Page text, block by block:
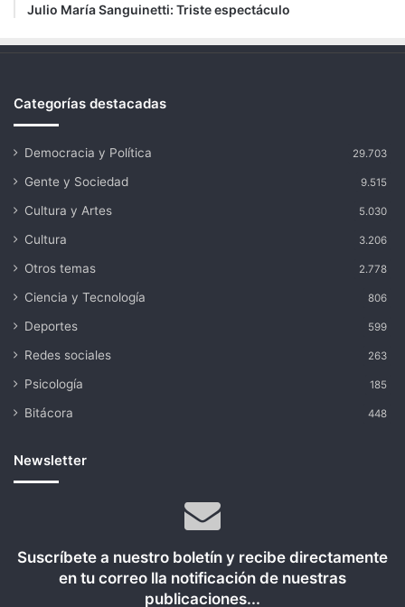
Julio María Sanguinetti: Triste espectáculo
Categorías destacadas
Democracia y Política 29.703
Gente y Sociedad 9.515
Cultura y Artes 5.030
Cultura 3.206
Otros temas 2.778
Ciencia y Tecnología 806
Deportes 599
Redes sociales 263
Psicología 185
Bitácora 448
Newsletter
Suscríbete a nuestro boletín y recibe directamente
en tu correo lla notificación de nuestras
publicaciones...